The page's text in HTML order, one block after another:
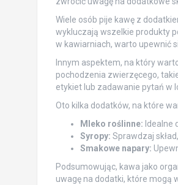
Wiele osób pije kawę z
wykluczają wszelkie produkty
w kawiarniach, warto upewnić
Innym aspektem, na który
pochodzenia zwierzęcego,
etykiet lub zadawanie pytań w
Oto kilka dodatków, na które
Mleko roślinne: Idealne
Syropy: Sprawdzaj
Smakowe napary:
Podsumowując, kawa jako
uwagę na dodatki, które mogą